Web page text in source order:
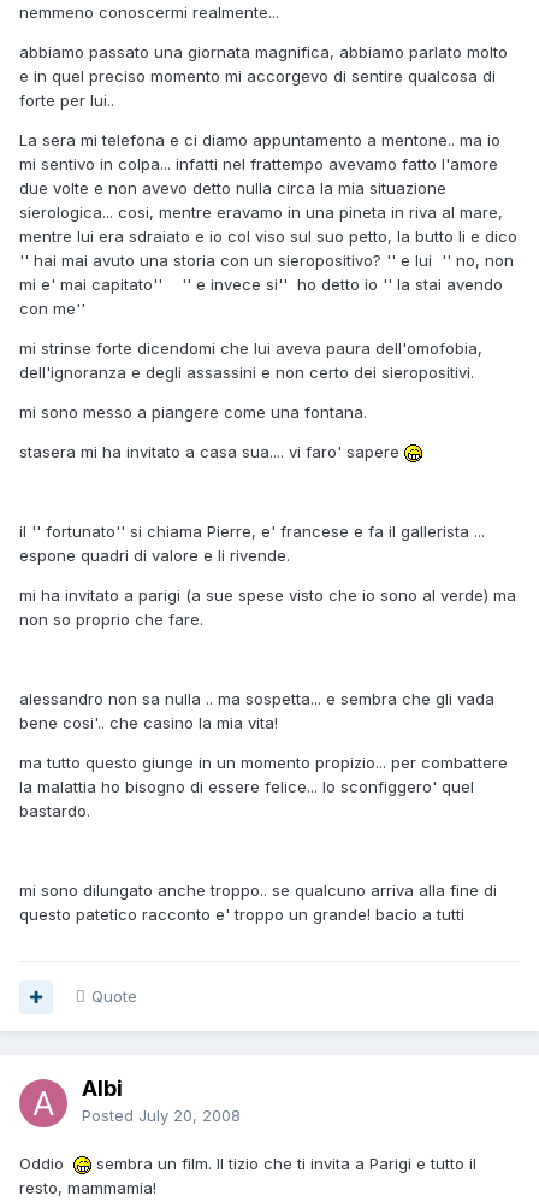
nemmeno conoscermi realmente...
abbiamo passato una giornata magnifica, abbiamo parlato molto
e in quel preciso momento mi accorgevo di sentire qualcosa di
forte per lui..
La sera mi telefona e ci diamo appuntamento a mentone.. ma io
mi sentivo in colpa... infatti nel frattempo avevamo fatto l'amore
due volte e non avevo detto nulla circa la mia situazione
sierologica... cosi, mentre eravamo in una pineta in riva al mare,
mentre lui era sdraiato e io col viso sul suo petto, la butto li e dico
'' hai mai avuto una storia con un sieropositivo? '' e lui '' no, non
mi e' mai capitato'' '' e invece si'' ho detto io '' la stai avendo
con me''
mi strinse forte dicendomi che lui aveva paura dell'omofobia,
dell'ignoranza e degli assassini e non certo dei sieropositivi.
mi sono messo a piangere come una fontana.
stasera mi ha invitato a casa sua.... vi faro' sapere
il '' fortunato'' si chiama Pierre, e' francese e fa il gallerista ...
espone quadri di valore e li rivende.
mi ha invitato a parigi (a sue spese visto che io sono al verde) ma
non so proprio che fare.
alessandro non sa nulla .. ma sospetta... e sembra che gli vada
bene cosi'.. che casino la mia vita!
ma tutto questo giunge in un momento propizio... per combattere
la malattia ho bisogno di essere felice... lo sconfiggero' quel
bastardo.
mi sono dilungato anche troppo.. se qualcuno arriva alla fine di
questo patetico racconto e' troppo un grande! bacio a tutti
Quote
Albi
Posted July 20, 2008
Oddio
sembra un film. Il tizio che ti invita a Parigi e tutto il
resto, mammamia!